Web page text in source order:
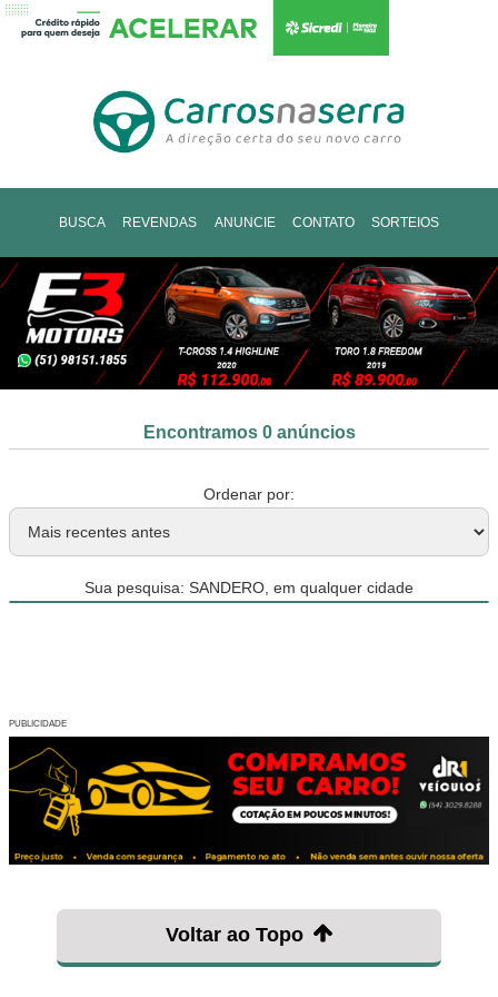
BUSCA REVENDAS ANUNCIE CONTATO SORTEIOS
Encontramos 0 anúncios
Ordenar por:
Sua pesquisa: SANDERO, em qualquer cidade
PUBLICIDADE
Voltar ao Topo